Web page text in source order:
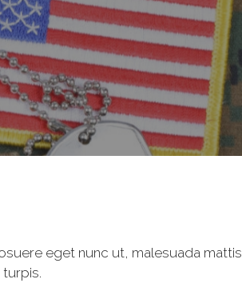
eget nunc ut, malesuada mattis